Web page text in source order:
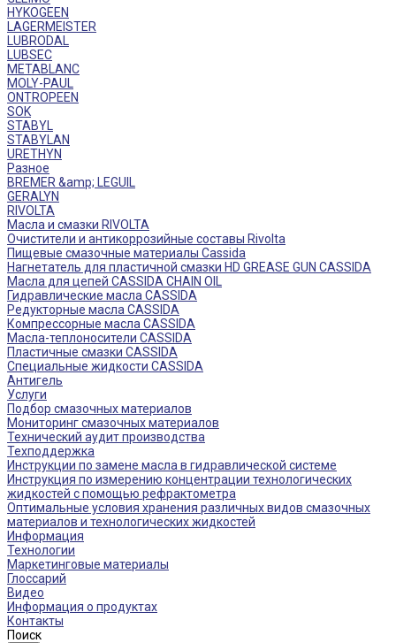
HYKOGEEN
LAGERMEISTER
LUBRODAL
LUBSEC
METABLANC
MOLY-PAUL
ONTROPEEN
SOK
STABYL
STABYLAN
URETHYN
Разное
BREMER &amp; LEGUIL
GERALYN
RIVOLTA
Масла и смазки RIVOLTA
Очистители и антикоррозийные составы Rivolta
Пищевые смазочные материалы Cassida
Нагнетатель для пластичной смазки HD GREASE GUN CASSIDA
Масла для цепей CASSIDA CHAIN OIL
Гидравлические масла CASSIDA
Редукторные масла CASSIDA
Компрессорные масла CASSIDA
Масла-теплоносители CASSIDA
Пластичные смазки CASSIDA
Специальные жидкости CASSIDA
Антигель
Услуги
Подбор смазочных материалов
Мониторинг смазочных материалов
Технический аудит производства
Техподдержка
Инструкции по замене масла в гидравлической системе
Инструкция по измерению концентрации технологических
жидкостей с помощью рефрактометра
Оптимальные условия хранения различных видов смазочных
материалов и технологических жидкостей
Информация
Технологии
Маркетинговые материалы
Глоссарий
Видео
Информация о продуктах
Контакты
Поиск